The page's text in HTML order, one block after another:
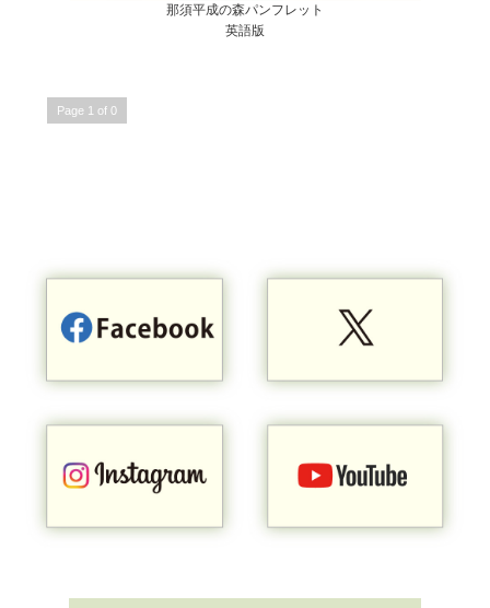
那須平成の森パンフレット
英語版
Page 1 of 0